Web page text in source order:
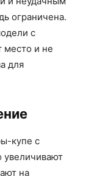
ограничена.
с
место и не
для
купе с
увеличивают
на